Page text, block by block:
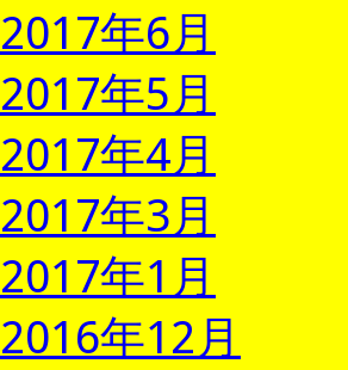
2017年6月
2017年5月
2017年4月
2017年3月
2017年1月
2016年12月